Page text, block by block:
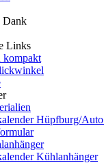
Dank
Links
kompakt
Hüpfburg/
Kühlanhänger